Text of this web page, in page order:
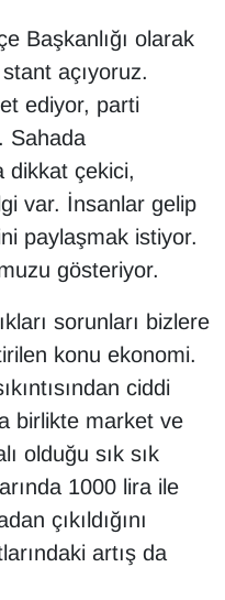
Başkanlığı olarak
açıyoruz.
ediyor, parti
Sahada
dikkat çekici,
var. İnsanlar gelip
paylaşmak istiyor.
gösteriyor.
sorunları bizlere
konu ekonomi.
ciddi
birlikte market ve
olduğu sık sık
1000 lira ile
çıkıldığını
artış da